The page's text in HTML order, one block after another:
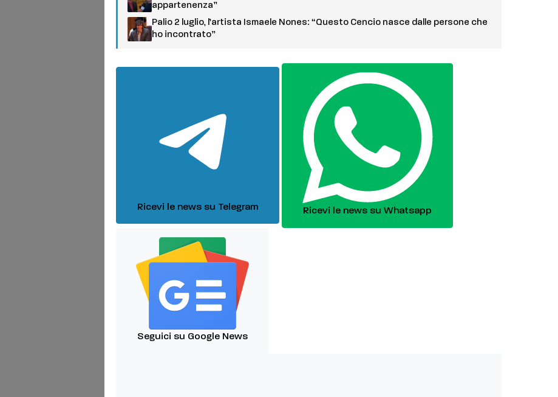
appartenenza”
Palio 2 luglio, l’artista Ismaele Nones: “Questo Cencio nasce dalle persone che
ho incontrato”
Ricevi le news su Telegram Ricevi le news su Whatsapp
Seguici su Google News